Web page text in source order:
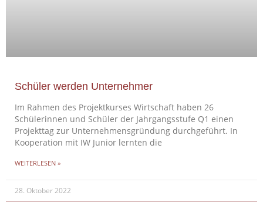
Schüler werden Unternehmer
Im Rahmen des Projektkurses Wirtschaft haben 26
Schülerinnen und Schüler der Jahrgangsstufe Q1 einen
Projekttag zur Unternehmensgründung durchgeführt. In
Kooperation mit IW Junior lernten die
WEITERLESEN »
28. Oktober 2022